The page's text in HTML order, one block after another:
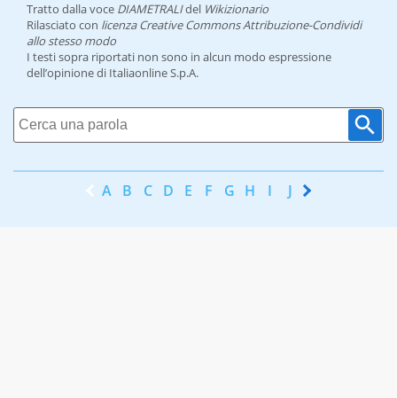
Tratto dalla voce DIAMETRALIdel Wikizionario
Rilasciato con licenza Creative Commons Attribuzione-Condividi
allo stesso modo
I testi sopra riportati non sono in alcun modo espressione
dell’opinione di Italiaonline S.p.A.
A B C D E F G H I J K